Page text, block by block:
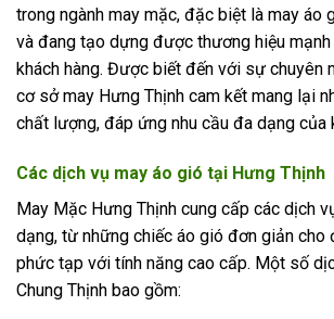
trong ngành may mặc, đặc biệt là may áo
và đang tạo dựng được thương hiệu
khách hàng. Được biết đến với sự chuyên
cơ sở may Hưng Thịnh cam kết mang lại
chất lượng, đáp ứng nhu cầu đa dạng của
Các dịch vụ may áo gió tại Hưng Thịnh
May Mặc Hưng Thịnh cung cấp các dịch
dạng, từ những chiếc áo gió đơn giản cho
phức tạp với tính năng cao cấp. Một số
Chung Thịnh bao gồm: